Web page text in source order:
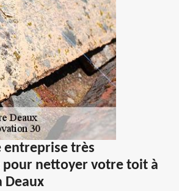
entreprise très
nettoyer votre toit à
Deaux